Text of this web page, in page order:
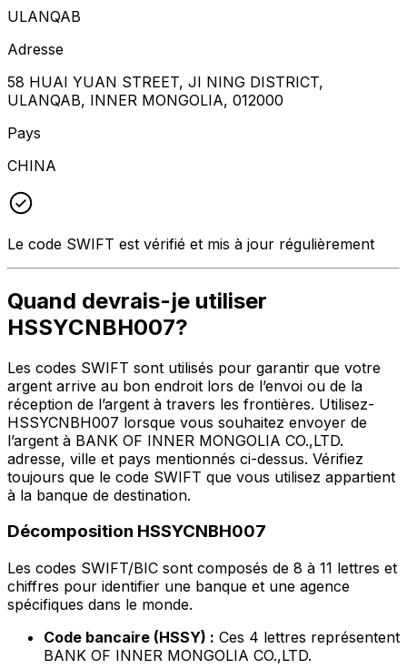
ULANQAB
Adresse
58 HUAI YUAN STREET, JI NING DISTRICT,
ULANQAB, INNER MONGOLIA, 012000
Pays
CHINA
Le code SWIFT est vérifié et mis à jour régulièrement
Quand devrais-je utiliser
HSSYCNBH007?
Les codes SWIFT sont utilisés pour garantir que votre
argent arrive au bon endroit lors de l’envoi ou de la
réception de l’argent à travers les frontières. Utilisez-
HSSYCNBH007 lorsque vous souhaitez envoyer de
l’argent à BANK OF INNER MONGOLIA CO.,LTD.
adresse, ville et pays mentionnés ci-dessus. Vérifiez
toujours que le code SWIFT que vous utilisez appartient
à la banque de destination.
Décomposition HSSYCNBH007
Les codes SWIFT/BIC sont composés de 8 à 11 lettres et
chiffres pour identifier une banque et une agence
spécifiques dans le monde.
Code bancaire (HSSY) : Ces 4 lettres représentent
BANK OF INNER MONGOLIA CO.,LTD.